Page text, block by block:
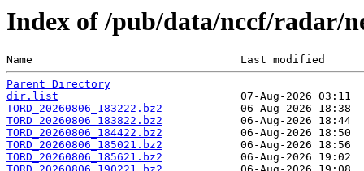
Index of /pub/data/nccf/radar/
Name                                Last modified
Parent Directory
dir.list
TORD_20260806_183222.bz2
TORD_20260806_183822.bz2
TORD_20260806_184422.bz2
TORD_20260806_185021.bz2
TORD_20260806_185621.bz2